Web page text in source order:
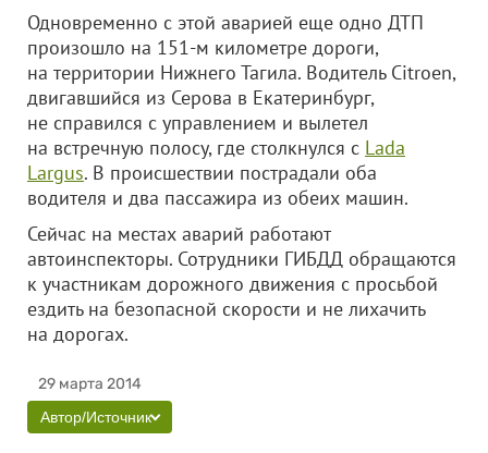
Одновременно с этой аварией еще одно ДТП
произошло на 151-м километре дороги,
на территории Нижнего Тагила. Водитель Citroen,
двигавшийся из Серова в Екатеринбург,
не справился с управлением и вылетел
на встречную полосу, где столкнулся с Lada
Largus. В происшествии пострадали оба
водителя и два пассажира из обеих машин.
Сейчас на местах аварий работают
автоинспекторы. Сотрудники ГИБДД обращаются
к участникам дорожного движения с просьбой
ездить на безопасной скорости и не лихачить
на дорогах.
29 марта 2014
Автор/Источник